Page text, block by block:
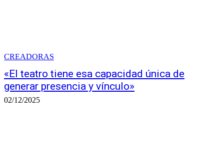
CREADORAS
«El teatro tiene esa capacidad única de
generar presencia y vínculo»
02/12/2025